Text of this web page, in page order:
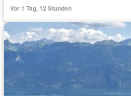
Vor 1 Tag, 12 Stunden